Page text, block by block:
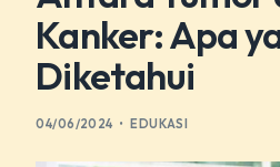
Kanker: Apa
Diketahui
04/06/2024 EDUKASI